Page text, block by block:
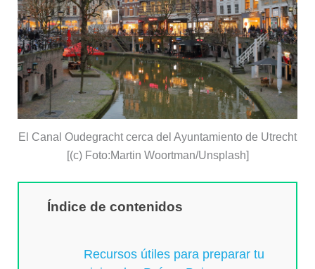
El Canal Oudegracht cerca del Ayuntamiento de Utrecht
[(c) Foto:Martin Woortman/Unsplash]
Índice de contenidos
Recursos útiles para preparar tu